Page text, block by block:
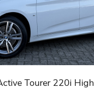
Tourer 220i High